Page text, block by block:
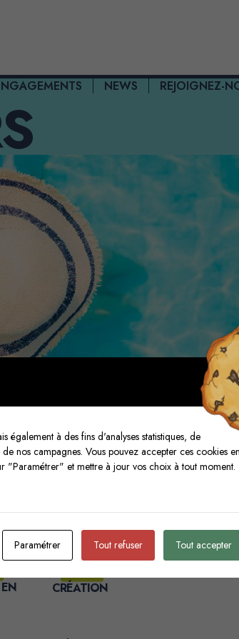
NEWS REJOIGNEZ-
desexpertises et outils adaptés à ce
et événements du tourisme.
CRÉATION
également à des fins d'analyses statistiques, de
nos campagnes. Vous pouvez accepter ces cookies en
et mettre à jour vos choix à tout moment.
Paramétrer Tout refuser Tout accepter